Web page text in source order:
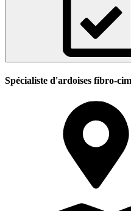
Spécialiste d'ardoises fibro-